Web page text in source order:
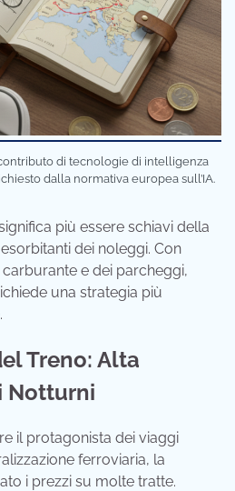
di tecnologie di intelligenza
dalla normativa europea sull’IA.
più essere schiavi della
dei noleggi. Con
carburante e dei parcheggi,
una strategia più
Treno: Alta
Notturni
il protagonista dei viaggi
ferroviaria, la
i prezzi su molte tratte.